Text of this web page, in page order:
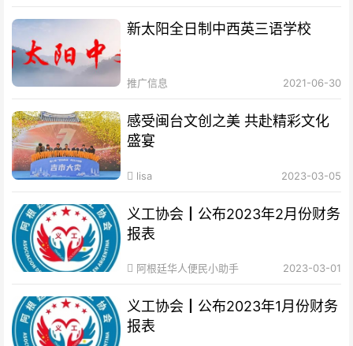
新太阳全日制中西英三语学校
推广信息 2021-06-30
感受闽台文创之美 共赴精彩文化
盛宴
lisa 2023-03-05
义工协会┃公布2023年2月份财务
报表
阿根廷华人便民小助手 2023-03-01
义工协会┃公布2023年1月份财务
报表